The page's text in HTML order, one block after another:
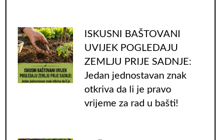
ISKUSNI BAŠTOVANI
UVIJEK POGLEDAJU
ZEMLJU PRIJE SADNJE:
Jedan jednostavan znak
otkriva da li je pravo
vrijeme za rad u bašti!